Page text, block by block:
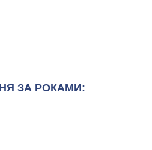
ЗА РОКАМИ: